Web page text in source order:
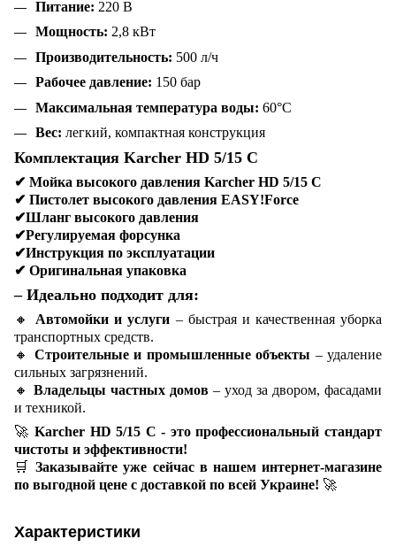
Питание: 220 В
Мощность: 2,8 кВт
Производительность: 500 л/ч
Рабочее давление: 150 бар
Максимальная температура воды: 60°C
Вес: легкий, компактная конструкция
Комплектация Karcher HD 5/15 C
✔ Мойка высокого давления Karcher HD 5/15 C
✔ Пистолет высокого давления EASY!Force
✔Шланг высокого давления
✔Регулируемая форсунка
✔Инструкция по эксплуатации
✔ Оригинальная упаковка
– Идеально подходит для:
🔸 Автомойки и услуги – быстрая и качественная уборка
транспортных средств.
🔸 Строительные и промышленные объекты – удаление
сильных загрязнений.
🔸 Владельцы частных домов – уход за двором, фасадами
и техникой.
🚀Karcher HD 5/15 C - это профессиональный стандарт
чистоты и эффективности!
🛒Заказывайте уже сейчас в нашем интернет-магазине
по выгодной цене с доставкой по всей Украине! 🚀
Характеристики